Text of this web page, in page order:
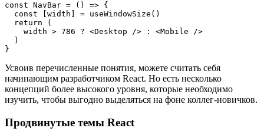
const NavBar = () => {
  const [width] = useWindowSize()
  return (
    width > 786 ? <Desktop /> : <Mobile />
  )
}
Усвоив перечисленные понятия, можете считать себя
начинающим разработчиком React. Но есть несколько
концепций более высокого уровня, которые необходимо
изучить, чтобы выгодно выделяться на фоне коллег-новичков.
Продвинутые темы React